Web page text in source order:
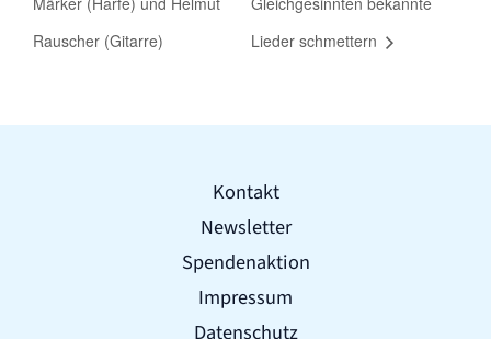
Rauscher (Gitarre)
Lieder schmettern
Kontakt
Newsletter
Spendenaktion
Impressum
Datenschutz